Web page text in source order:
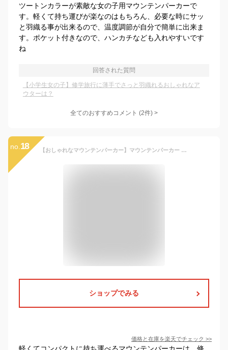
ツートンカラーが素敵な女の子用マウンテンパーカーで
す。軽くて持ち運びが楽なのはもちろん、必要な時にサッ
と羽織る事が出来るので、温度調節が自分で簡単に出来ま
す。ポケット付きなので、ハンカチなども入れやすいです
ね
回答された質問
【小学生女の子】修学旅行に薄手でさっと羽織れるおしゃれなア
ウターは？
全てのおすすめコメント (2件) >
no. 18 【おしゃれなマウンテンパーカー】マウンテンパーカー ウインドブレーカー キッズ 女の子 子供服 ジュニア 小学生 アウター 羽織り ライトアウター ブルゾン ジップアップパーカー パーカー おしゃれ 薄手 軽量 通学 110 120 130 140 150 160
ショップでみる
価格と在庫を楽天でチェック >>